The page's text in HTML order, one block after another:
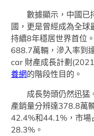
數據顯示，中國已
國，更是曾經成為全
持續8年穩居世界首位
688.7萬輛，滲入率到
car 財產成長計劃
養網的階段性目的。
成長勢頭仍然迅猛
產銷量分辨達378.8萬
42.4%和44.1%，市場
28.3%。